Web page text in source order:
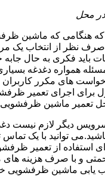
محل
هنگامی که ماشین
نظر از انتخاب یک
باید فکری به حال
همواره دغدغه
های مکرر کاربران
برای اجرای تعمیر
ماشین ظرفشویی
سرویس دیگر لازم نیست
توانید با یک
استفاده از تعمیر
و با صرف هزینه های
یابی ماشین ظرفشویی